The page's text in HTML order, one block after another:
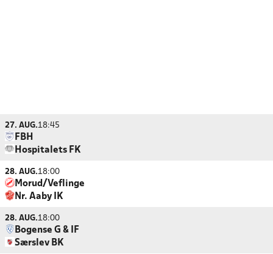
27. AUG.18:45
FBH
Hospitalets FK
28. AUG.18:00
Morud/Veflinge
Nr. Aaby IK
28. AUG.18:00
Bogense G & IF
Særslev BK